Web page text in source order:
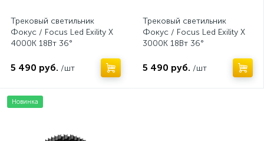
Трековый светильник
Фокус / Focus Led Exility X
4000K 18Вт 36°
5 490 руб. /шт
Трековый светильник
Фокус / Focus Led Exility X
3000K 18Вт 36°
5 490 руб. /шт
Новинка